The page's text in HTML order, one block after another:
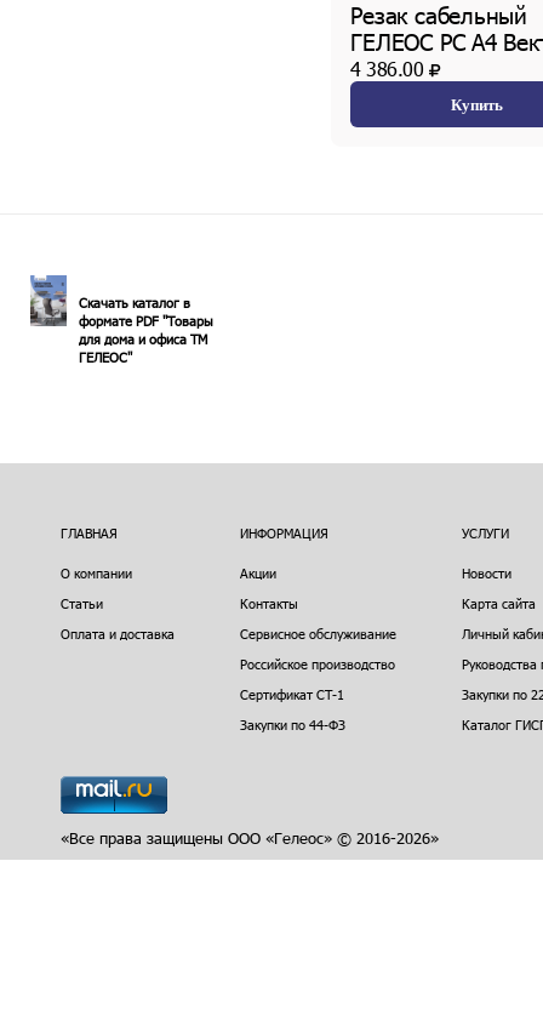
Резак сабельный
ГЕЛЕОС РС А4
4 386.00
Купить
Скачать каталог в
формате PDF "Товары
для дома и офиса ТМ
ГЕЛЕОС"
ГЛАВНАЯ
О компании
Статьи
Оплата и доставка
ИНФОРМАЦИЯ
Акции
Контакты
Сервисное обслуживание
Российское производство
Сертификат СТ-1
Закупки по 44-ФЗ
УСЛУГИ
Новости
Карта сайта
Личный
Закупки по
Каталог
«Все права защищены ООО «Гелеос» © 2016-2026»